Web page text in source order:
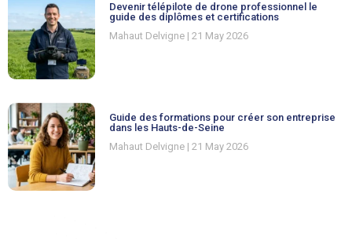
Devenir télépilote de drone professionnel le
guide des diplômes et certifications
Mahaut Delvigne 21 May 2026
Guide des formations pour créer son entreprise
dans les Hauts-de-Seine
Mahaut Delvigne 21 May 2026